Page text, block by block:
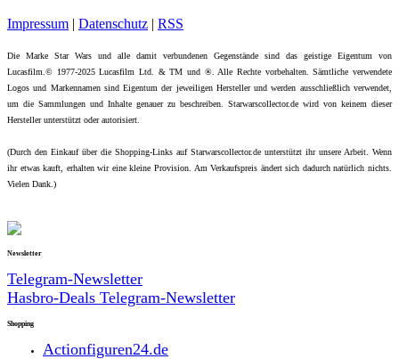
Impressum | Datenschutz | RSS
Die Marke Star Wars und alle damit verbundenen Gegenstände sind das geistige Eigentum von
Lucasfilm.© 1977-2025 Lucasfilm Ltd. & TM und ®. Alle Rechte vorbehalten. Sämtliche verwendete
Logos und Markennamen sind Eigentum der jeweiligen Hersteller und werden ausschließlich verwendet,
um die Sammlungen und Inhalte genauer zu beschreiben. Starwarscollector.de wird von keinem dieser
Hersteller unterstützt oder autorisiert.
(Durch den Einkauf über die Shopping-Links auf Starwarscollector.de unterstützt ihr unsere Arbeit. Wenn
ihr etwas kauft, erhalten wir eine kleine Provision. Am Verkaufspreis ändert sich dadurch natürlich nichts.
Vielen Dank.)
Newsletter
Telegram-Newsletter
Hasbro-Deals Telegram-Newsletter
Shopping
Actionfiguren24.de